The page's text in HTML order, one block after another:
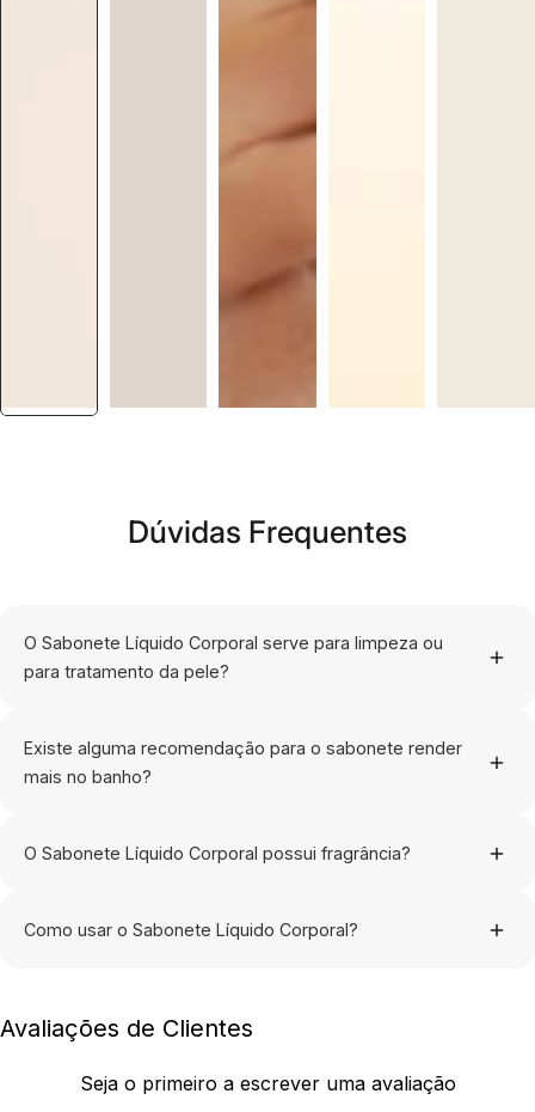
Dúvidas Frequentes
O Sabonete Líquido Corporal serve para limpeza ou
para tratamento da pele?
hidratação e protege a barreira cutânea.
Existe alguma recomendação para o sabonete render
mais no banho?
de sua preferência. Aguarde a formação de uma espuma
O Sabonete Líquido Corporal possui fragrância?
quem busca feminilidade e energia.
Como usar o Sabonete Líquido Corporal?
suave. Enxágue completamente e sinta a pele limpa e
Avaliações de Clientes
Seja o primeiro a escrever uma avaliação